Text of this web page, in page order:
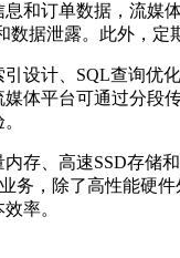
订单数据，流媒
据泄露。此外，
计、SQL查询优
体平台可通过分
、高速SSD存储
，除了高性能硬
率。